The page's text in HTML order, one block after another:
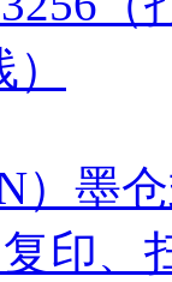
）墨
印、